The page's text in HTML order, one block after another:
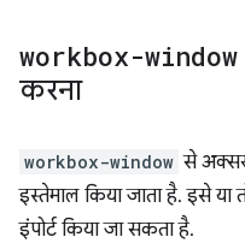
workbox-window
करना
workbox-window से
इस्तेमाल किया जाता है. इसे या
इंपोर्ट किया जा सकता है.